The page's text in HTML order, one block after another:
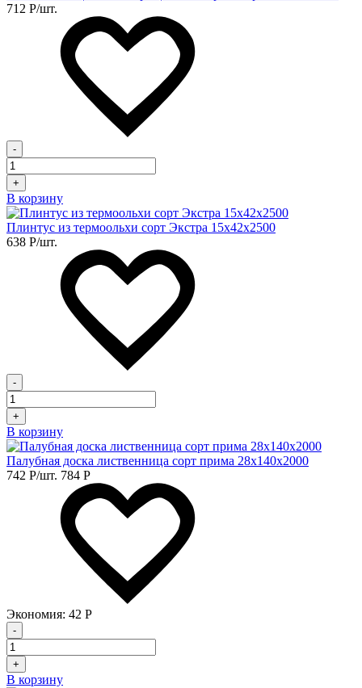
712 Р/шт.
-
+
В корзину
Плинтус из термоольхи сорт Экстра 15х42х2500
638 Р/шт.
-
+
В корзину
Палубная доска лиственница сорт прима 28х140х2000
742 Р/шт. 784 Р
Экономия: 42 Р
-
+
В корзину